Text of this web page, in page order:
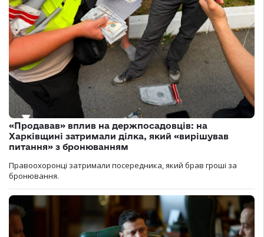
«Продавав» вплив на держпосадовців: на
Харківщині затримали ділка, який «вирішував
питання» з бронюванням
Правоохоронці затримали посередника, який брав гроші за
бронювання.